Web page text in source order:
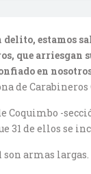
estamos
que
en
de
Coquimbo -
31 de ellos se
armas largas.